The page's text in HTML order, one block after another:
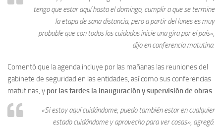
tengo que estar aquí hasta el domingo, cumplir a que se termine
la etapa de sana distancia, pero a partir del lunes es muy
probable que con todos los cuidados inicie una gira por el país»,
dijo en conferencia matutina.
Comentó que la agenda incluye por las mañanas las reuniones del
gabinete de seguridad en las entidades, así como sus conferencias
matutinas, y por las tardes la inauguración y supervisión de obras.
«Si estoy aquí cuidándome, puedo también estar en cualquier
estado cuidándome y aprovecho para ver cosas», agregó.